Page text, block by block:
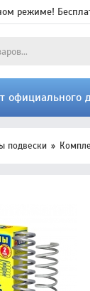
режиме!
официального
подвески